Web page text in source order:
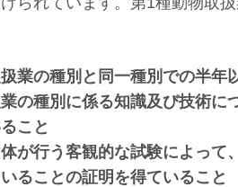
業の種別と同一種別での半年
の種別に係る知識及び技術
こと
が行う客観的な試験によっ
ることの証明を得ていること